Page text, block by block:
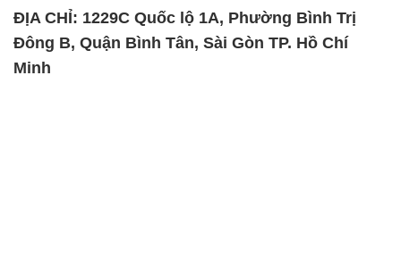
ĐỊA CHỈ: 1229C Quốc lộ 1A, Phường Bình Trị
Đông B, Quận Bình Tân, Sài Gòn TP. Hồ Chí
Minh